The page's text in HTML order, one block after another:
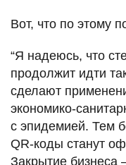
Вот, что по этому
“Я надеюсь, что
продолжит идти
сделают
экономико-
с эпидемией. Тем
QR-коды станут
Закрытие бизнеса